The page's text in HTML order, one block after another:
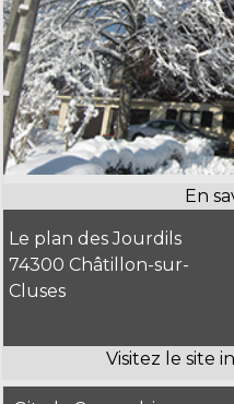
Le plan des Jourdils
74300 Châtillon-sur-
Cluses